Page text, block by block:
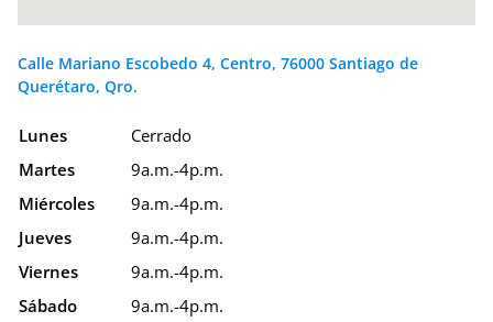
Calle Mariano Escobedo 4, Centro, 76000 Santiago de
Querétaro, Qro.
Lunes
Cerrado
Martes
9a.m.-4p.m.
Miércoles
9a.m.-4p.m.
Jueves
9a.m.-4p.m.
Viernes
9a.m.-4p.m.
Sábado
9a.m.-4p.m.